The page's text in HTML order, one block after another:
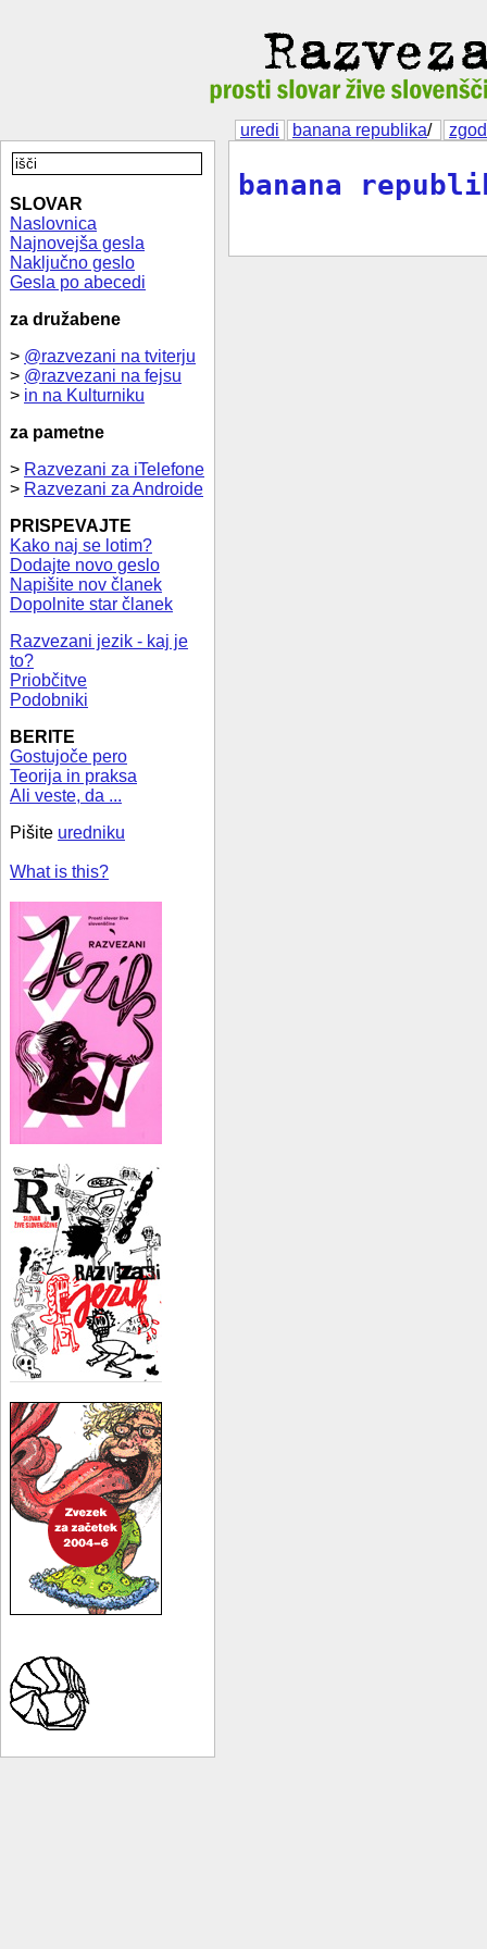
uredi banana republika/
SLOVAR
Naslovnica
Najnovejša gesla
Naključno geslo
Gesla po abecedi
za družabene
> @razvezani na tviterju
> @razvezani na fejsu
> in na Kulturniku
za pametne
> Razvezani za iTelefone
> Razvezani za Androide
PRISPEVAJTE
Kako naj se lotim?
Dodajte novo geslo
Napišite nov članek
Dopolnite star članek
Razvezani jezik - kaj je
to?
Priobčitve
Podobniki
BERITE
Gostujoče pero
Teorija in praksa
Ali veste, da ...
Pišite uredniku
What is this?
banana